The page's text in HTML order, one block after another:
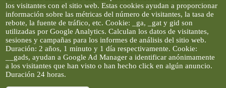
los visitantes con el sitio web. Estas cookies ayudan a proporcionar
información sobre las métricas del número de visitantes, la tasa de
rebote, la fuente de tráfico, etc. Cookie: _ga, _gat y gid son
utilizadas por Google Analytics. Calculan los datos de visitantes,
sesiones y campañas para los informes de análisis del sitio web.
Duración: 2 años, 1 minuto y 1 día respectivamente. Cookie:
__gads, ayudan a Google Ad Manager a identificar anónimamente
a los visitantes que han visto o han hecho click en algún anuncio.
Duración 24 horas.